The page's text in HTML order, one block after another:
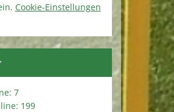
Cookie-Einstellungen
7
199